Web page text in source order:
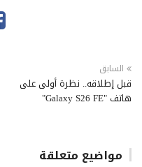
السابق
قبل إطلاقه.. نظرة أولى على
هاتف "Galaxy S26 FE"
مواضيع متعلقة